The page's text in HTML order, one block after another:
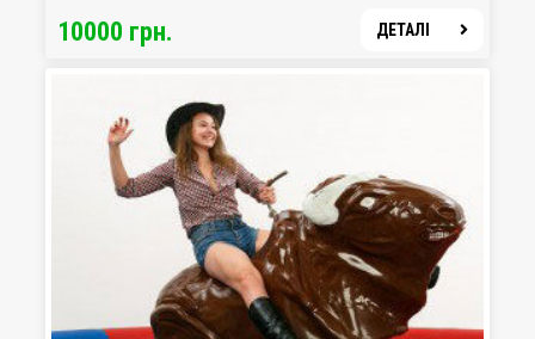
Наша корівка – чистенька і ласкава, вона смирно
10000 грн. ДЕТАЛІ